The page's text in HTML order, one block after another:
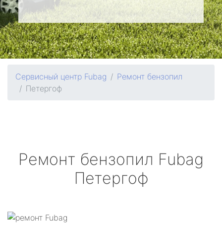
Сервисный центр Fubag
Ремонт бензопил
Петергоф
Ремонт бензопил Fubag
Петергоф